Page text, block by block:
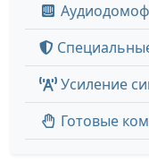
Усиление
Готовые